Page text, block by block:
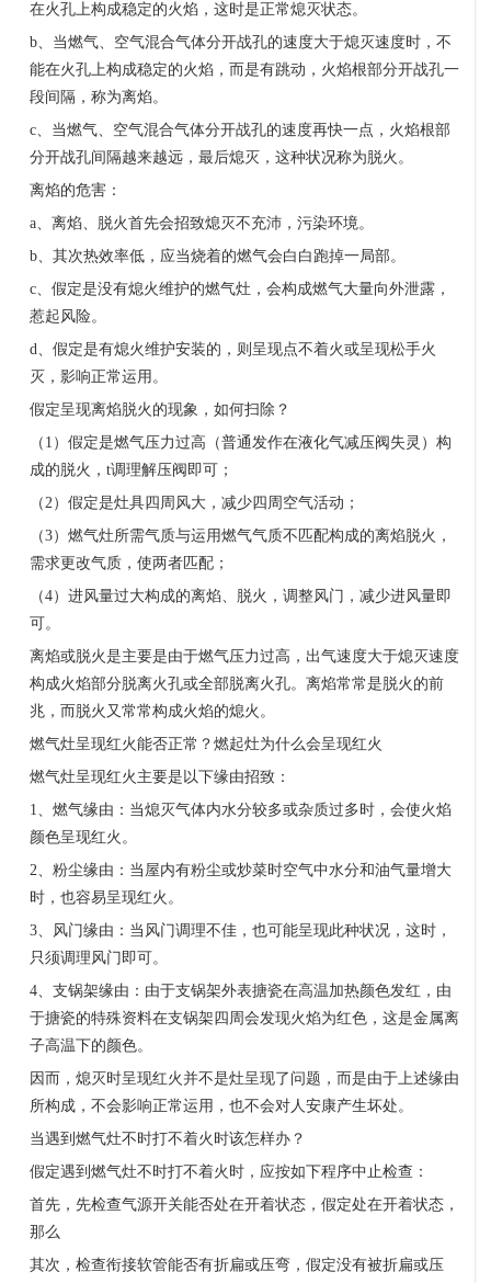
在火孔上构成稳定的火焰，这时是正常熄灭状态。
b、当燃气、空气混合气体分开战孔的速度大于熄灭速度时，不
能在火孔上构成稳定的火焰，而是有跳动，火焰根部分开战孔一
段间隔，称为离焰。
c、当燃气、空气混合气体分开战孔的速度再快一点，火焰根部
分开战孔间隔越来越远，最后熄灭，这种状况称为脱火。
离焰的危害：
a、离焰、脱火首先会招致熄灭不充沛，污染环境。
b、其次热效率低，应当烧着的燃气会白白跑掉一局部。
c、假定是没有熄火维护的燃气灶，会构成燃气大量向外泄露，
惹起风险。
d、假定是有熄火维护安装的，则呈现点不着火或呈现松手火
灭，影响正常运用。
假定呈现离焰脱火的现象，如何扫除？
（ 1 ）假定是燃气压力过高（普通发作在液化气减压阀失灵）构
成的脱火， t调理解压阀即可；
（2）假定是灶具四周风大，减少四周空气活动；
（3）燃气灶所需气质与运用燃气气质不匹配构成的离焰脱火，
需求更改气质，使两者匹配；
（4）进风量过大构成的离焰、脱火，调整风门，减少进风量即
可。
离焰或脱火是主要是由于燃气压力过高，出气速度大于熄灭速度
构成火焰部分脱离火孔或全部脱离火孔。离焰常常是脱火的前
兆，而脱火又常常构成火焰的熄火。
燃气灶呈现红火能否正常？燃起灶为什么会呈现红火
燃气灶呈现红火主要是以下缘由招致：
1、燃气缘由：当熄灭气体内水分较多或杂质过多时，会使火焰
颜色呈现红火。
2、粉尘缘由：当屋内有粉尘或炒菜时空气中水分和油气量增大
时，也容易呈现红火。
3、风门缘由：当风门调理不佳，也可能呈现此种状况，这时，
只须调理风门即可。
4、支锅架缘由：由于支锅架外表搪瓷在高温加热颜色发红，由
于搪瓷的特殊资料在支锅架四周会发现火焰为红色，这是金属离
子高温下的颜色。
因而，熄灭时呈现红火并不是灶呈现了问题，而是由于上述缘由
所构成，不会影响正常运用，也不会对人安康产生坏处。
当遇到燃气灶不时打不着火时该怎样办？
假定遇到燃气灶不时打不着火时，应按如下程序中止检查：
首先，先检查气源开关能否处在开着状态，假定处在开着状态，
那么
其次，检查衔接软管能否有折扁或压弯，假定没有被折扁或压